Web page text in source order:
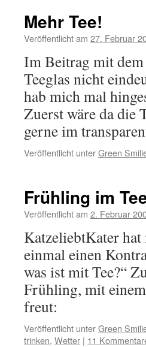
Mehr Tee!
Veröffentlicht am 27. Februar
Im Beitrag mit
Teeglas nicht
hab mich mal
Zuerst wäre da die
gerne im
Veröffentlicht unterGreen
Frühling im
Veröffentlicht am 2. Februar
KatzeliebtKater
einmal einen
was ist mit Tee?“
Frühling, mit
freut:
Veröffentlicht unterGreen
trinken, Wetter | 11